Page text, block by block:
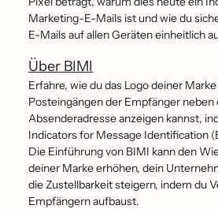
Marketing-E-Mails ist und wie du
E-Mails auf allen Geräten einheitlich
Über BIMI
Erfahre, wie du das Logo deiner
Posteingängen der Empfänger neben
Absenderadresse anzeigen kannst,
Indicators for Message Identification
Die Einführung von BIMI kann den
deiner Marke erhöhen, dein
die Zustellbarkeit steigern, indem du
Empfängern aufbaust.